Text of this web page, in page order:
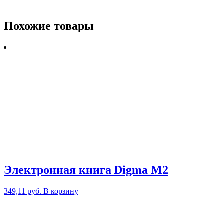
Похожие товары
Электронная книга Digma M2
349,11 руб. В корзину